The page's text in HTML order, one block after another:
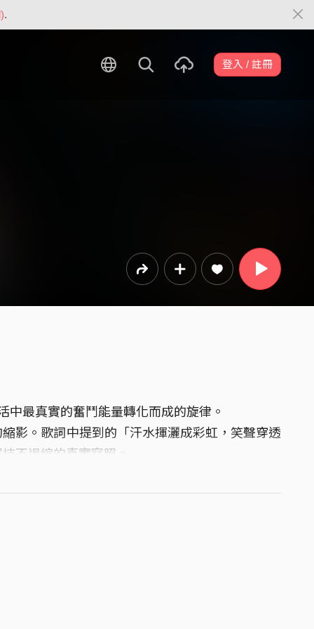
.
登入 / 註冊
最真實的奮鬥能量轉化而成的旋律。
影。歌詞中提到的「汗水揮灑成彩虹，笑聲穿透
不退縮的真實寫照。
更是獻給每一位在夢想路上持續奔跑的夥伴們。
每個角落，手牽手擁抱全世界。